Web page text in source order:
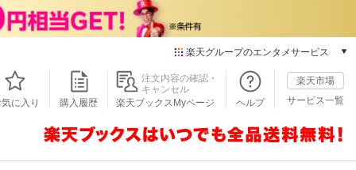
楽天グループのエンタメサービス
本/ゲーム/CD/DVD
楽天ブックス
楽天Kobo
気に入り 購入履歴
注文内容の確認・
キャンセル
楽天ブックスMyページ
ヘルプ
楽天市場
サービス一覧